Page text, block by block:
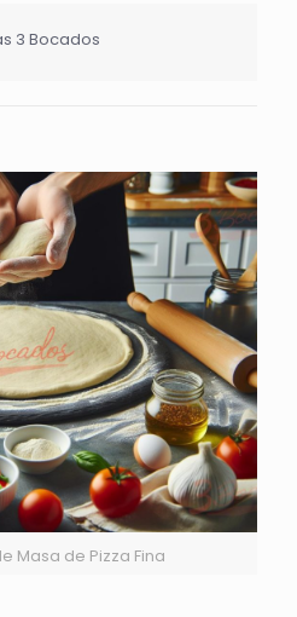
3 Bocados
Masa de Pizza Fina